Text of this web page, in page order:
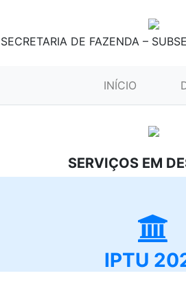
SECRETARIA DE FAZENDA –
INÍCIO
SERVIÇOS EM
IPTU